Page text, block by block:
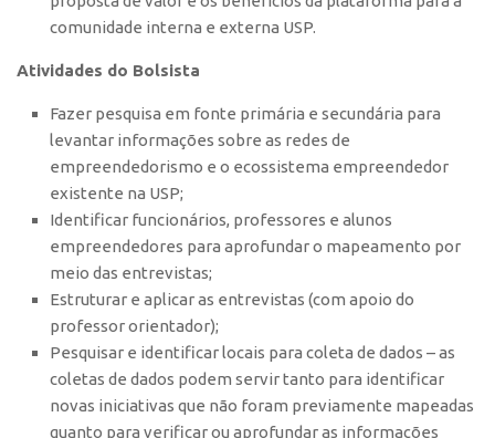
Editais de TT
Chamamento
Parcerias PD&I
PIPE/FAPESP
SPRINT
Exceções
Conexão USP
Conexão Inter-USP
Banco de Patentes
comunidade interna e externa USP.
Atividades do Bolsista
Fazer pesquisa em fonte primária e secundária para
levantar informações sobre as redes de
empreendedorismo e o ecossistema empreendedor
existente na USP;
Identificar funcionários, professores e alunos
empreendedores para aprofundar o mapeamento por
meio das entrevistas;
Estruturar e aplicar as entrevistas (com apoio do
professor orientador);
Pesquisar e identificar locais para coleta de dados – as
coletas de dados podem servir tanto para identificar
novas iniciativas que não foram previamente mapeadas
quanto para verificar ou aprofundar as informações